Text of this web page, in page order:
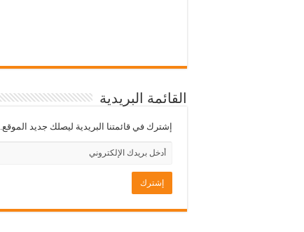
القائمة البريدية
إشترك في قائمتنا البريدية ليصلك جديد الموقع.